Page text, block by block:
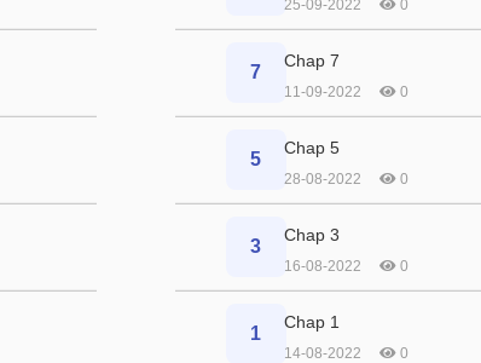
25-09-2022 0
7
Chap 7
11-09-2022 0
5
Chap 5
28-08-2022 0
3
Chap 3
16-08-2022 0
1
Chap 1
14-08-2022 0